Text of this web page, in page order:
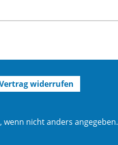
widerrufen
nicht anders angegeben.